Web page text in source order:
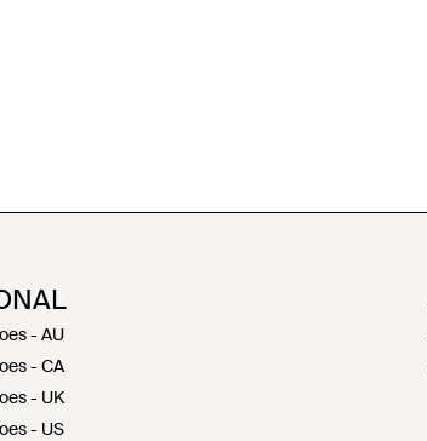
- AU
- CA
- UK
- US